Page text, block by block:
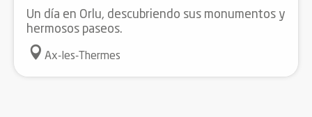
Un día en Orlu, descubriendo sus monumentos y
hermosos paseos.
Ax-les-Thermes